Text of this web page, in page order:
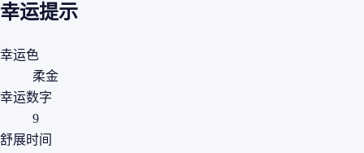
幸运提示
幸运色
柔金
幸运数字
9
舒展时间